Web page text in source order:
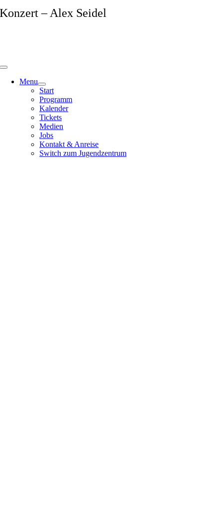
Zum
Inhalt
Menu
Start
Programm
Kalender
Tickets
Medien
Jobs
Kontakt & Anreise
Switch zum Jugendzentrum
Konzert – Alex Seidel